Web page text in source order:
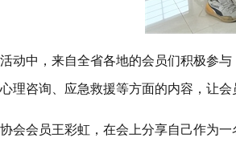
活动中，来自全省各地的会员们积极参
心理咨询、应急救援等方面的内容，让
协会会员王彩虹，在会上分享自己作为